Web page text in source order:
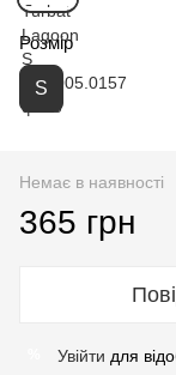
Розмір
S
Немає в наявності
365 грн
Увійти для